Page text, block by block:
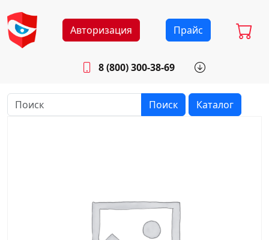
Авторизация Прайс
8 (800) 300-38-69
Будни: 8.30 - 17.00
Поиск Каталог